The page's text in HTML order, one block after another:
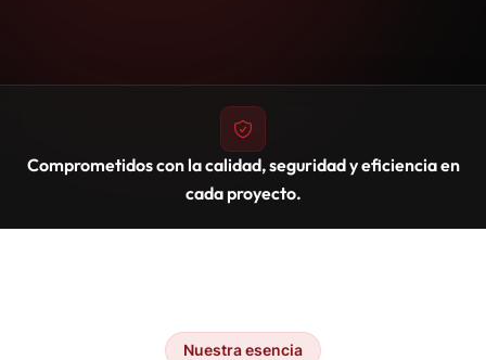
Comprometidos con la calidad, seguridad y eficiencia en
cada proyecto.
Nuestra esencia